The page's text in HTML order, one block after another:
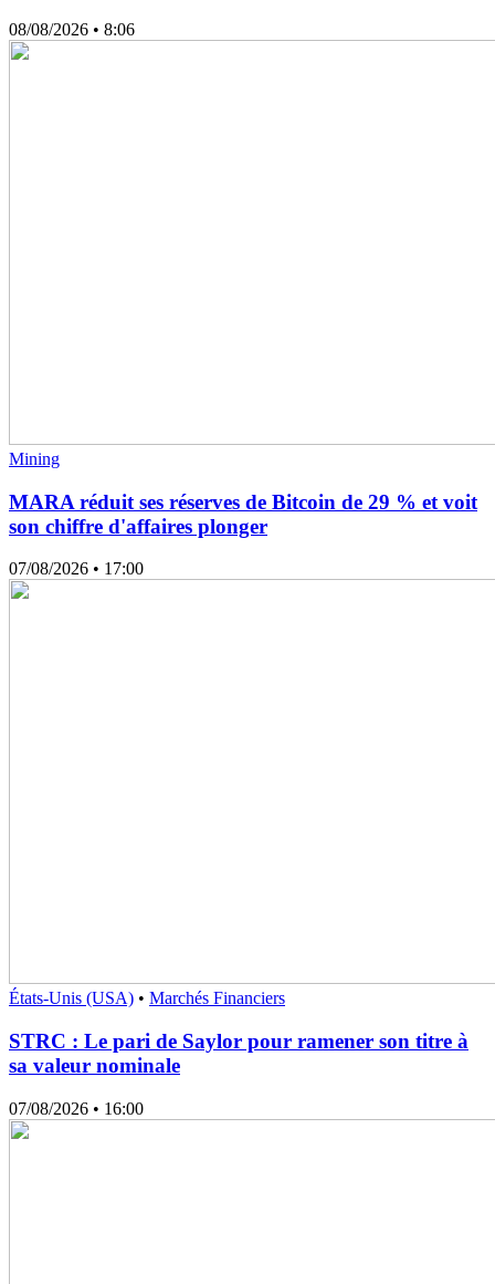
08/08/2026 • 8:06
Mining
MARA réduit ses réserves de Bitcoin de 29 % et voit
son chiffre d'affaires plonger
07/08/2026 • 17:00
États-Unis (USA) • Marchés Financiers
STRC : Le pari de Saylor pour ramener son titre à
sa valeur nominale
07/08/2026 • 16:00